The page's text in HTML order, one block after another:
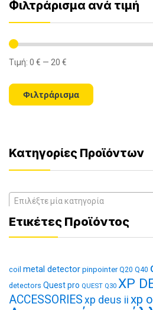
Φιλτράρισμα ανά τιμή
Ελάχιστη
Μέγιστη
Φιλτράρισμα
Τιμή: 0 € — 20 €
Κατηγορίες Προϊόντων
Επιλέξτε μία κατηγορία
Ετικέτες Προϊόντος
coil metal detector pinpointer Q20 Q40
detectors Quest pro QUEST Q30 XP
ACCESSORIES xp deus ii xp